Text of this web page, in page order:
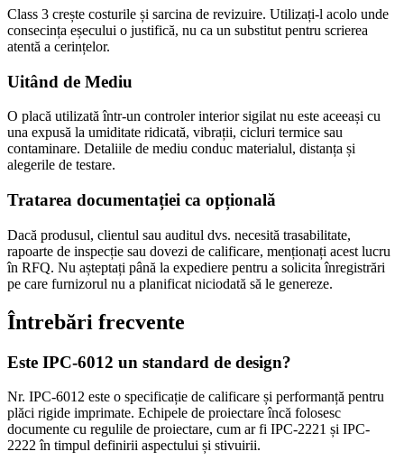
Class 3 crește costurile și sarcina de revizuire. Utilizați-l acolo unde
consecința eșecului o justifică, nu ca un substitut pentru scrierea
atentă a cerințelor.
Uitând de Mediu
O placă utilizată într-un controler interior sigilat nu este aceeași cu
una expusă la umiditate ridicată, vibrații, cicluri termice sau
contaminare. Detaliile de mediu conduc materialul, distanța și
alegerile de testare.
Tratarea documentației ca opțională
Dacă produsul, clientul sau auditul dvs. necesită trasabilitate,
rapoarte de inspecție sau dovezi de calificare, menționați acest lucru
în RFQ. Nu așteptați până la expediere pentru a solicita înregistrări
pe care furnizorul nu a planificat niciodată să le genereze.
Întrebări frecvente
Este IPC-6012 un standard de design?
Nr. IPC-6012 este o specificație de calificare și performanță pentru
plăci rigide imprimate. Echipele de proiectare încă folosesc
documente cu regulile de proiectare, cum ar fi IPC-2221 și IPC-
2222 în timpul definirii aspectului și stivuirii.